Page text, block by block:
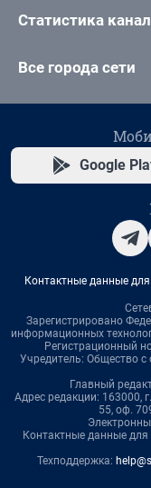
Статистика
Все города сети
Google
Контактные данные
Зарегистрировано
информационных
Регистрационный
Учредитель: Общество
Главный
Адрес редакции: 163000,
55, оф.
Контактные данные
Техподдержка: